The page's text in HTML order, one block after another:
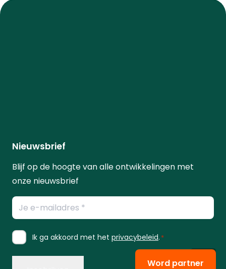
Nieuwsbrief
Blijf op de hoogte van alle ontwikkelingen met
onze nieuwsbrief
E-
mailadres
*
Instemming
Ik ga akkoord met het privacybeleid. *
Word partner